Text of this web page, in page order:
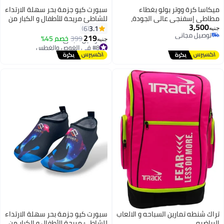
ميكاسا كرة ووتر بولو بغطاء
مطاطي إسفنجي عالي الجودة،
بدون تلميع (مقاس 4) WP440C
جنيه3,500
توصيل مجاني
توصيل مجاني
سبورت كيو جزمة بحر سهلة الارتداء
للشاطئ مريحة للأطفال و الكبار من
سبورت كيو® نعل مريح ومرن
للحماية من الصخور والرمل الساخن
احذية بحر مائية سريعة الجفاف
للسباحة والغطس وركوب الامواج
والتجديف والشاطئ والمشي
3.1
6
جنيه219
399 خصم 45%
#8 في الغوص والغطس
أقل سعر في السنة
توصيل مجاني
تراك شنطه تمارين السباحه و الالعاب سبورت كيو جزمة بحر سهلة الارتداء